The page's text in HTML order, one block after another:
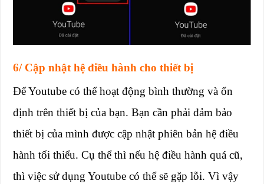
6/ Cập nhật hệ điều hành cho thiết bị
Để Youtube có thể hoạt động bình thường và ổn
định trên thiết bị của bạn. Bạn cần phải đảm bảo
thiết bị của mình được cập nhật phiên bản hệ điều
hành tối thiểu. Cụ thể thì nếu hệ điều hành quá cũ,
thì việc sử dụng Youtube có thể sẽ gặp lỗi. Vì vậy